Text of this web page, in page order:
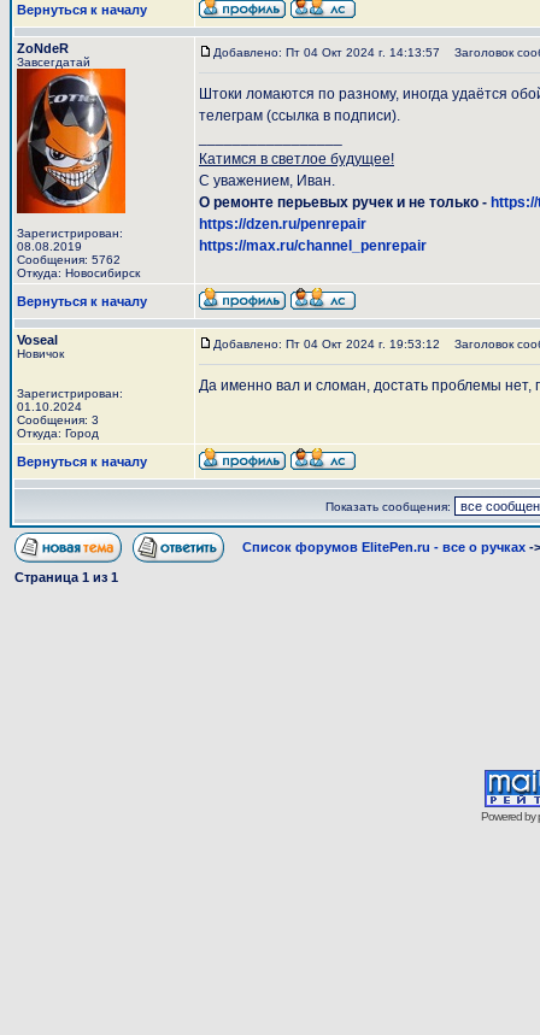
Вернуться к началу
ZoNdeR
Завсегдатай
Зарегистрирован:
08.08.2019
Сообщения: 5762
Откуда: Новосибирск
Добавлено: Пт 04 Окт 2024 г. 14:13:57 Заголовок
Штоки ломаются по разному, иногда удаётся
телеграм (ссылка в подписи).
Катимся в светлое будущее!
С уважением, Иван.
О ремонте перьевых ручек и не только -
https://dzen.ru/penrepair
https://max.ru/channel_penrepair
Вернуться к началу
Voseal
Новичок
Зарегистрирован:
01.10.2024
Сообщения: 3
Откуда: Город
Добавлено: Пт 04 Окт 2024 г. 19:53:12 Заголовок
Да именно вал и сломан, достать проблемы нет,
Вернуться к началу
Показать сообщения:
Список форумов ElitePen.ru - все о ручках -
Страница 1 из 1
Powered by